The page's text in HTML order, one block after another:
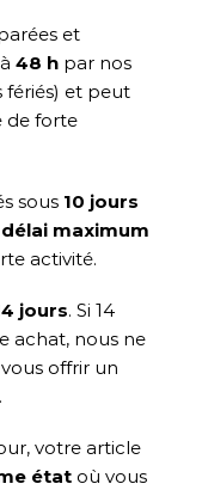
et
à 48 h par nos
fériés) et peut
de forte
sous 10 jours
délai maximum
activité.
jours. Si 14
achat, nous ne
offrir un
votre article
état où vous